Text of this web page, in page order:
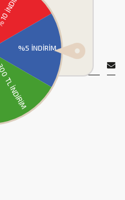
haberdar ol!